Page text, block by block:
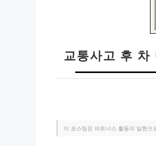
교통사고 후 차
이 포스팅은 파트너스 활동의 일환